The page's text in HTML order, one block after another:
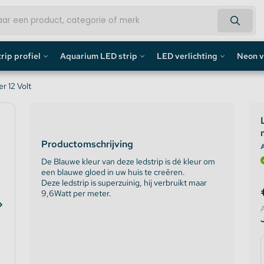
profiel
/ Gipsplaten Profiel
Aquarium LED strip
Aquarium LED Balken
LED verlichting
Overig
Neon
Neon
12 Volt
Productomschrijving
De Blauwe kleur van deze ledstrip is dé kleur om
een blauwe gloed in uw huis te creëren.
Deze ledstrip is superzuinig, hij verbruikt maar
9,6Watt per meter.